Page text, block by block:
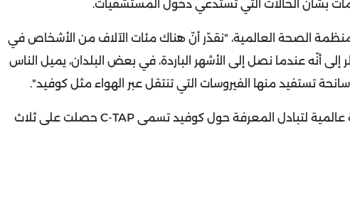
فان-كيرخوف، المديرة الفنية لشؤون كوفيد-19 في منظمة الصحة العالمية، "نقدّر أنّ هناك مئات الآلاف من الأشخاص في
أنّه عندما نصل إلى الأشهر الباردة، في بعض البلدان، يميل الناس
تستفيد منها الفيروسات التي تنتقل عبر الهواء مثل كوفيد".
وفي الأسبوع الماضي، أعلنت منظمة الصحة العالمية أنّ منصة عالمية لتبادل المعرفة حول كوفيد تسمى C-TAP حصلت على ثلاث